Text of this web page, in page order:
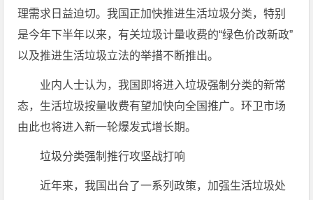
理需求日益迫切。我国正加快推进生活垃圾分类，特别
是今年下半年以来，有关垃圾计量收费的“绿色价改新政”
以及推进生活垃圾立法的举措不断推出。
业内人士认为，我国即将进入垃圾强制分类的新常
态，生活垃圾按量收费有望加快向全国推广。环卫市场
由此也将进入新一轮爆发式增长期。
垃圾分类强制推行攻坚战打响
近年来，我国出台了一系列政策，加强生活垃圾处